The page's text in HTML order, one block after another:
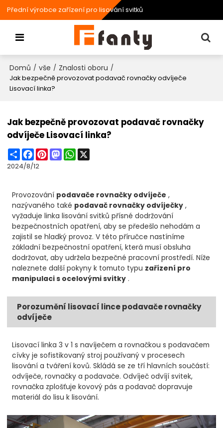
Přední výrobce zařízení pro lisování svitků
Domů / vše / Znalosti oboru /
Jak bezpečně provozovat podavač rovnačky odvíječe
Lisovací linka?
Jak bezpečně provozovat podavač rovnačky
odvíječe Lisovací linka?
ShareFacebook
PinterestMastodonWhatsApp
2024/8/12
Provozování podavače rovnačky odvíječe ,
nazývaného také podavač rovnačky odvíječky ,
vyžaduje linka lisování svitků přísné dodržování
bezpečnostních opatření, aby se předešlo nehodám a
zajistil se hladký provoz. V této příručce nastíníme
základní bezpečnostní opatření, která musí obsluha
dodržovat, aby udržela bezpečné pracovní prostředí. Níže
naleznete další pokyny k tomuto typu zařízení pro
manipulaci s ocelovými svitky .
Porozumění lisovací lince podavače rovnačky
odvíječe
Lisovací linka 3 v 1 s navíječem a rovnačkou s podavačem
cívky je sofistikovaný stroj používaný v procesech
lisování a tváření kovů. Skládá se ze tří hlavních součástí:
odvíječe, rovnačky a podavače. Odvíječ odvíjí svitek,
rovnačka zplošťuje kovový pás a podavač dopravuje
materiál do lisu k lisování.